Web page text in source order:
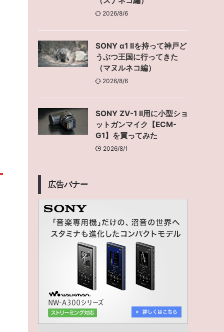
2026/8/6
SONY α1 IIを持って神戸ど
うぶつ王国に行ってきた
（マヌルネコ編）
2026/8/6
SONY ZV-1 II用に小型ショ
ットガンマイク【ECM-
G1】を買ってみた
2026/8/1
広告バナー